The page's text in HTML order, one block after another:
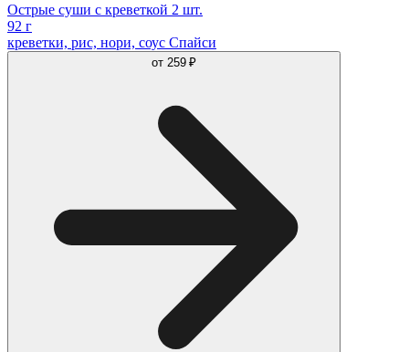
Острые суши с креветкой 2 шт.
92 г
креветки, рис, нори, соус Спайси
от 259 ₽